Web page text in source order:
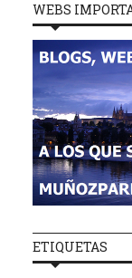
WEBS
ETIQUETAS